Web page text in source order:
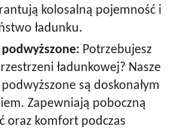
kolosalną pojemność i
ładunku.
podwyższone: Potrzebujesz
ładunkowej? Nasze
są doskonałym
Zapewniają poboczną
oraz komfort podczas